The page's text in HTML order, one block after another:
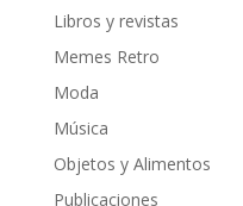
Libros y revistas
Memes Retro
Moda
Música
Objetos y Alimentos
Publicaciones